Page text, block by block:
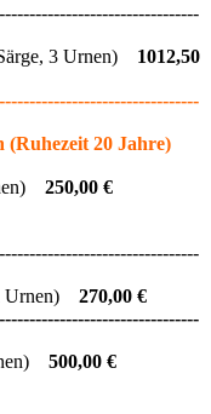
3 Urnen) 1012,50
(Ruhezeit 20 Jahre)
250,00 €
Urnen)
270,00 €
500,00 €